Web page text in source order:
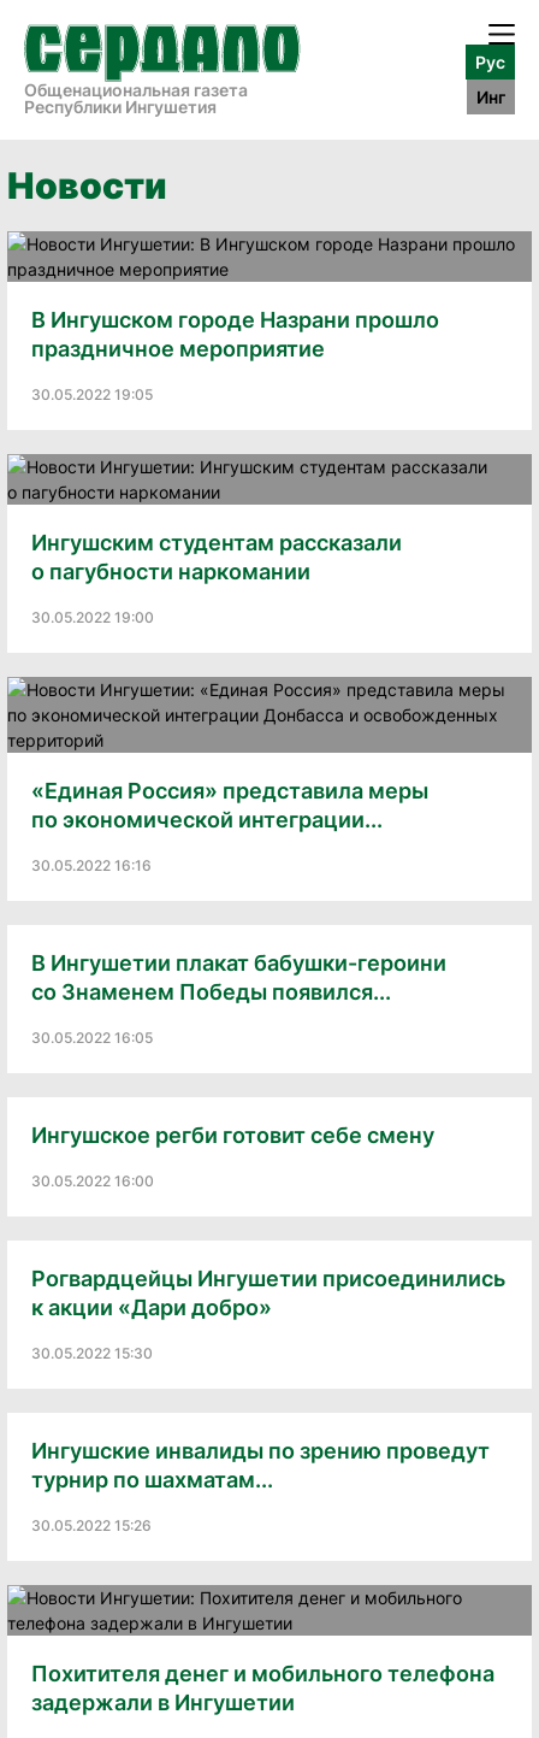
Общенациональная газета
Республики Ингушетия
Рус
Инг
Новости
В Ингушском городе Назрани прошло
праздничное мероприятие
30.05.2022 19:05
Ингушским студентам рассказали
о пагубности наркомании
30.05.2022 19:00
«Единая Россия» представила меры
по экономической интеграции...
30.05.2022 16:16
В Ингушетии плакат бабушки-героини
со Знаменем Победы появился...
30.05.2022 16:05
Ингушское регби готовит себе смену
30.05.2022 16:00
Рогвардцейцы Ингушетии присоединились
к акции «Дари добро»
30.05.2022 15:30
Ингушские инвалиды по зрению проведут
турнир по шахматам...
30.05.2022 15:26
Похитителя денег и мобильного телефона
задержали в Ингушетии